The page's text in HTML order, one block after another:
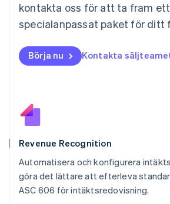
kontakta oss för att ta fram ett
specialanpassat paket för ditt
Börja nu Kontakta
Revenue Recognition
Automatisera och konfigurera
göra det lättare att efterleva
ASC 606 för intäktsredovisning.
Nederländerna
NederlandsEnglish
English
Nya Zeeland
Portugal
Rumänien
English
DeutschFrançais ItalianoEnglish
Singapore
English简体中文